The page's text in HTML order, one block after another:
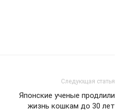
Следующая статья
Японские ученые продлили
жизнь кошкам до 30 лет